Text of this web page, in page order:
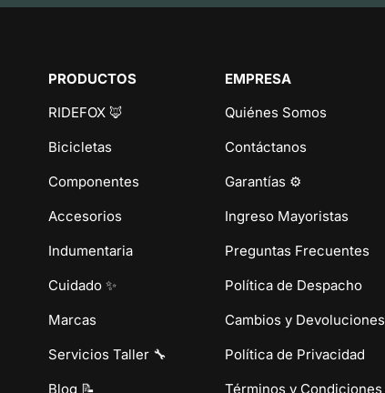
PRODUCTOS
RIDEFOX 🦊
Bicicletas
Componentes
Accesorios
Indumentaria
Cuidado ✨
Marcas
Servicios Taller 🔧
Blog 📝
EMPRESA
Quiénes Somos
Contáctanos
Garantías ⚙️
Ingreso Mayoristas
Preguntas Frecuentes
Política de Despacho
Cambios y Devoluciones
Política de Privacidad
Términos y Condiciones